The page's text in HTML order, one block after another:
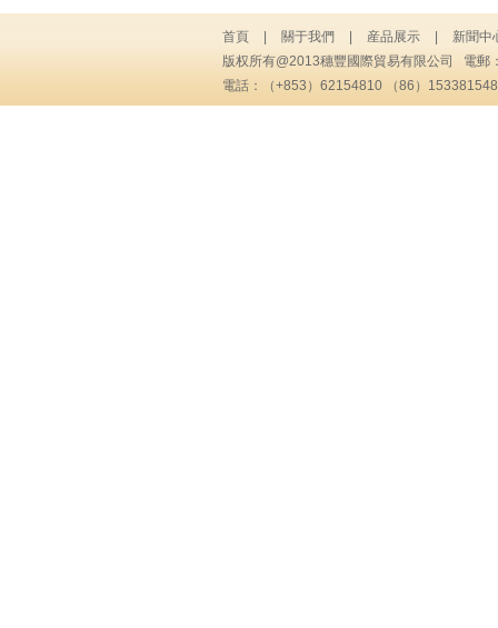
首頁 關于我們 産品展示
新聞中
版权所有@2013穗豐國際貿易有限公司 電郵
電話：（+853）62154810 （86）